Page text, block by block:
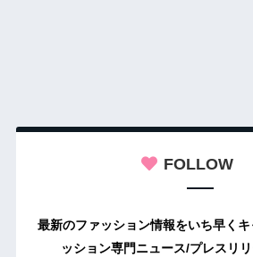
FOLLOW
最新のファッション情報をいち早く
ッション専門ニュース/プレスリ